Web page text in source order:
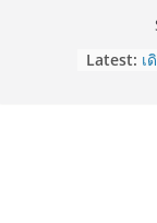
Latest: เ